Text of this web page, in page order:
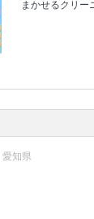
まかせるクリ
知県